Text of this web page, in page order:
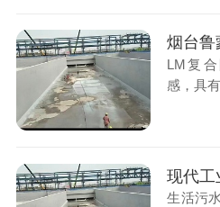
LM复
感，具
生活污